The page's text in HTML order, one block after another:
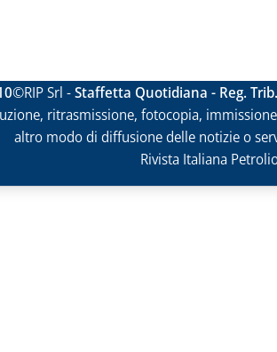
©RIP Srl -Staffetta Quotidiana - Reg.
ritrasmissione, fotocopia,
altro modo di diffusione delle notizie o
Rivista Italiana